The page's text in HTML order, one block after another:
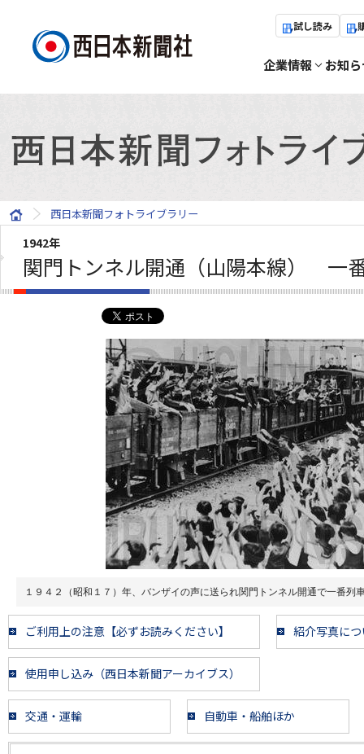
試し読み
企業情報 お知
西日本新聞フォトライブラリー
1942年
関門トンネル開通（山陽本線） 一
１９４２（昭和１７）年、バンザイの声に送られ関門トンネル開通で一番列
ご利用上の注意【必ずお読みください】 紹介写真に
使用申し込み（西日本新聞アーカイブス）
交通・運輸 自動車・船舶ほか